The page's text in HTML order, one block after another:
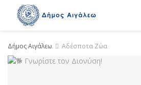
Δήμος Αιγάλεω Αδέσποτα Ζώα